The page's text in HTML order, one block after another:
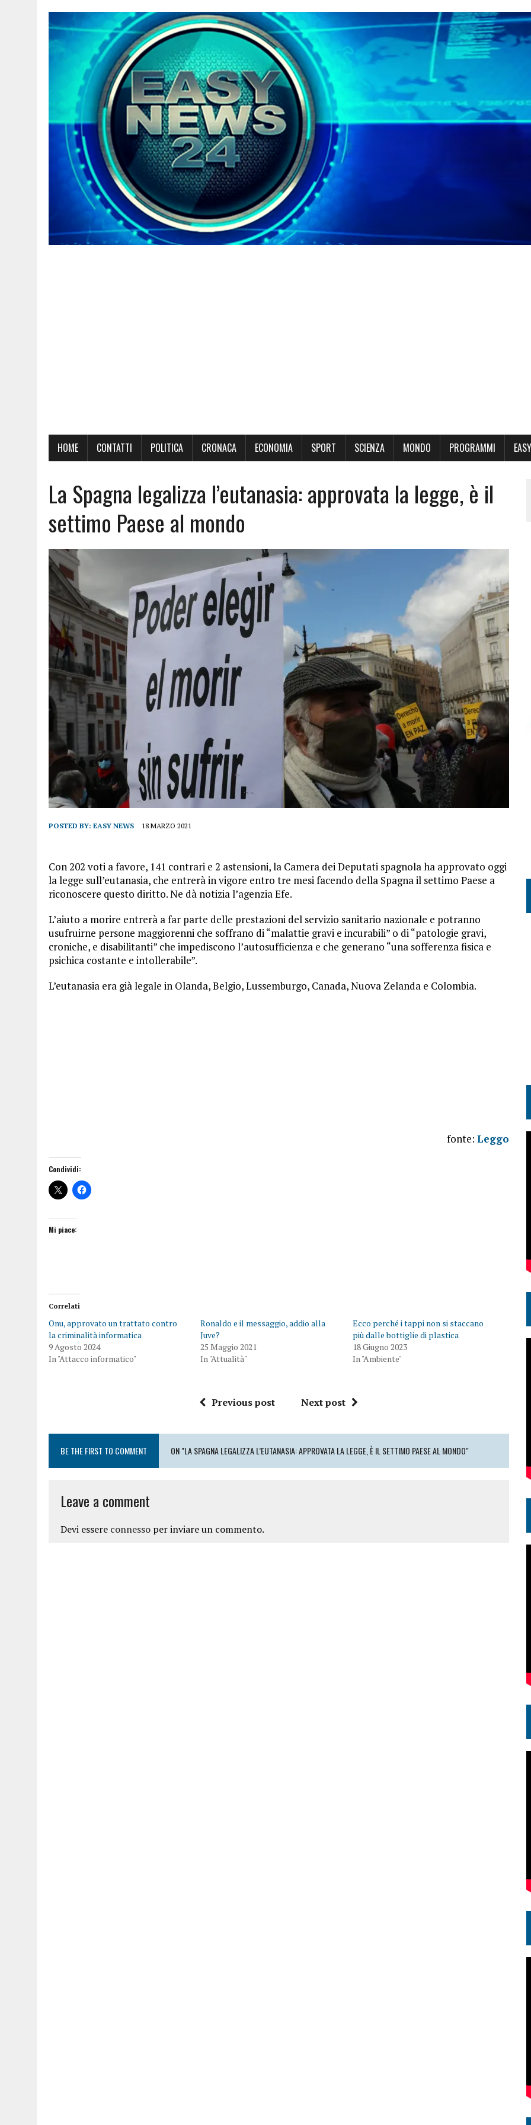
HOME CONTATTI POLITICA CRONACA ECONOMIA SPORT SCIENZA MONDO PROGRAMMI
La Spagna legalizza l’eutanasia: approvata la legge, è il
settimo Paese al mondo
POSTED BY: EASY NEWS 18 MARZO 2021
Con 202 voti a favore, 141 contrari e 2 astensioni, la Camera dei Deputati spagnola ha approvato oggi
la legge sull’eutanasia, che entrerà in vigore entro tre mesi facendo della Spagna il settimo Paese a
riconoscere questo diritto. Ne dà notizia l’agenzia Efe.
L’aiuto a morire entrerà a far parte delle prestazioni del servizio sanitario nazionale e potranno
usufruirne persone maggiorenni che soffrano di “malattie gravi e incurabili” o di “patologie gravi,
croniche, e disabilitanti” che impediscono l’autosufficienza e che generano “una sofferenza fisica e
psichica costante e intollerabile”.
L’eutanasia era già legale in Olanda, Belgio, Lussemburgo, Canada, Nuova Zelanda e Colombia.
fonte: Leggo
Condividi:
Mi piace:
Correlati
Onu, approvato un trattato contro
la criminalità informatica
9 Agosto 2024
In "Attacco informatico"
Ronaldo e il messaggio, addio alla
Juve?
25 Maggio 2021
In "Attualità"
Ecco perché i tappi non si staccano
più dalle bottiglie di plastica
18 Giugno 2023
In "Ambiente"
Previous post Next post
BE THE FIRST TO COMMENT ON "LA SPAGNA LEGALIZZA L’EUTANASIA: APPROVATA LA LEGGE, È IL SETTIMO PAESE AL MONDO"
Leave a comment
Devi essere connesso per inviare un commento.